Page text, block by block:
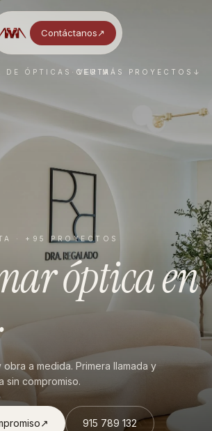
Contáctanos↗︎
VER MÁS PROYECTOS ↓
DE ÓPTICAS · CEUTA
· +95 PROYECTOS
ópticaen
a medida. Primera llamada y
sin compromiso.
↗︎ 915 789 132